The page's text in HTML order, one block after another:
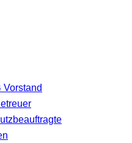
Vorstand